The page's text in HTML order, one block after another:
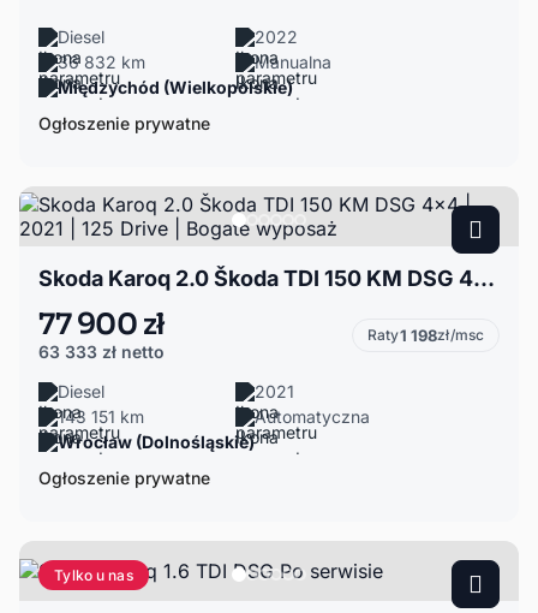
Diesel
2022
36 832 km
Manualna
Międzychód (Wielkopolskie)
Ogłoszenie prywatne
Skoda Karoq 2.0 Škoda TDI 150 KM DSG 4x4 | 2021 | 125 Drive | Bogate wyposaż
77 900 zł
63 333 zł netto
Raty1 198zł/msc
Diesel
2021
143 151 km
Automatyczna
Wrocław (Dolnośląskie)
Ogłoszenie prywatne
Tylko u nas